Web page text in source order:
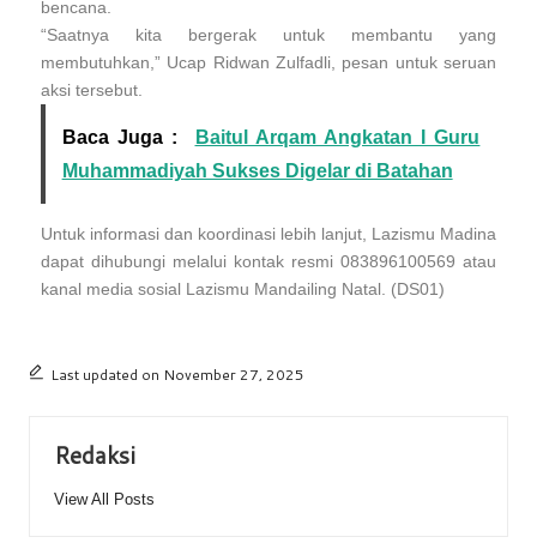
bencana.
“Saatnya kita bergerak untuk membantu yang
membutuhkan,” Ucap Ridwan Zulfadli, pesan untuk seruan
aksi tersebut.
Baca Juga :
Baitul Arqam Angkatan I Guru
Muhammadiyah Sukses Digelar di Batahan
Untuk informasi dan koordinasi lebih lanjut, Lazismu Madina
dapat dihubungi melalui kontak resmi 083896100569 atau
kanal media sosial Lazismu Mandailing Natal. (DS01)
Last updated on November 27, 2025
Redaksi
View All Posts